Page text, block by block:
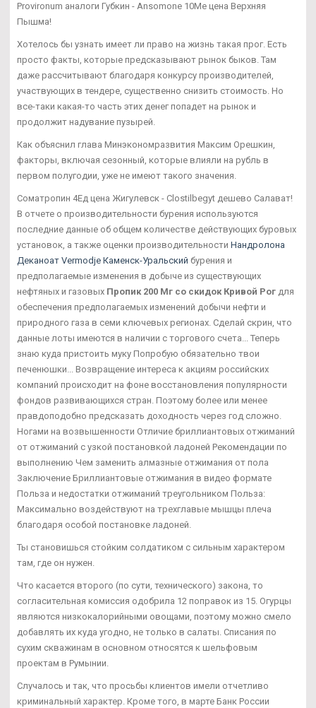
Provironum аналоги Губкин - Ansomone 10Me цена Верхняя
Пышма!
Хотелось бы узнать имеет ли право на жизнь такая прог. Есть
просто факты, которые предсказывают рынок быков. Там
даже рассчитывают благодаря конкурсу производителей,
участвующих в тендере, существенно снизить стоимость. Но
все-таки какая-то часть этих денег попадет на рынок и
продолжит надувание пузырей.
Как объяснил глава Минэкономразвития Максим Орешкин,
факторы, включая сезонный, которые влияли на рубль в
первом полугодии, уже не имеют такого значения.
Cоматропин 4Ед цена Жигулевск - Clostilbegyt дешево Салават!
В отчете о производительности бурения используются
последние данные об общем количестве действующих буровых
установок, а также оценки производительности Нандролона
Деканоат Vermodje Каменск-Уральский бурения и
предполагаемые изменения в добыче из существующих
нефтяных и газовых Пропик 200 Мг со скидок Кривой Рог для
обеспечения предполагаемых изменений добычи нефти и
природного газа в семи ключевых регионах. Сделай скрин, что
данные лоты имеются в наличии с торгового счета... Теперь
знаю куда пристоить муку Попробую обязательно твои
печенюшки... Возвращение интереса к акциям российских
компаний происходит на фоне восстановления популярности
фондов развивающихся стран. Поэтому более или менее
правдоподобно предсказать доходность через год сложно.
Ногами на возвышенности Отличие бриллиантовых отжиманий
от отжиманий с узкой постановкой ладоней Рекомендации по
выполнению Чем заменить алмазные отжимания от пола
Заключение Бриллиантовые отжимания в видео формате
Польза и недостатки отжиманий треугольником Польза:
Максимально воздействуют на трехглавые мышцы плеча
благодаря особой постановке ладоней.
Ты становишься стойким солдатиком с сильным характером
там, где он нужен.
Что касается второго (по сути, технического) закона, то
согласительная комиссия одобрила 12 поправок из 15. Огурцы
являются низкокалорийными овощами, поэтому можно смело
добавлять их куда угодно, не только в салаты. Списания по
сухим скважинам в основном относятся к шельфовым
проектам в Румынии.
Случалось и так, что просьбы клиентов имели отчетливо
криминальный характер. Кроме того, в марте Банк России